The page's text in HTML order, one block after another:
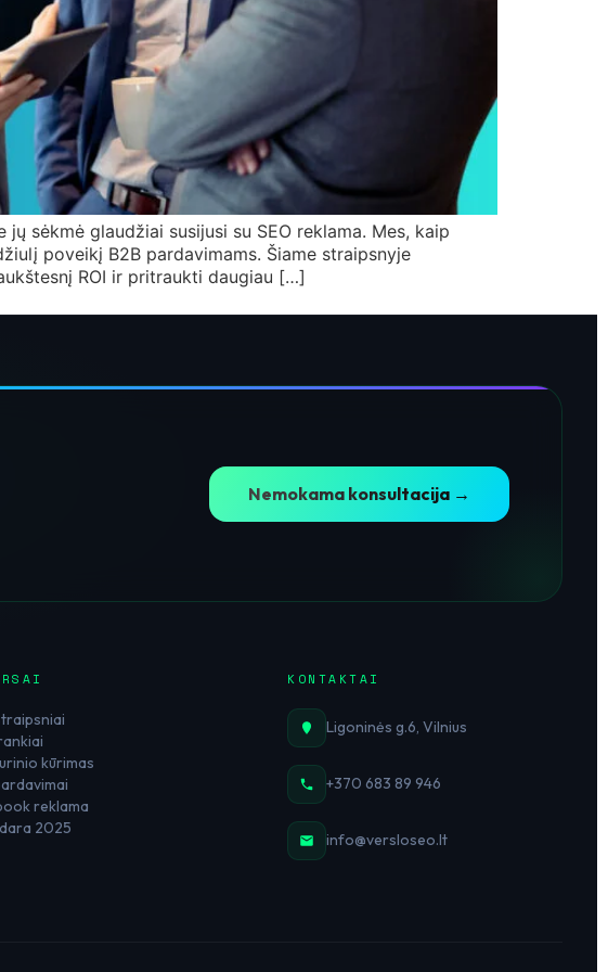
sėkmė glaudžiai susijusi su SEO reklama. Mes, kaip
poveikį B2B pardavimams. Šiame straipsnyje
ROI ir pritraukti daugiau […]
Nemokama konsultacija →
kūrimas
reklama
2025
KONTAKTAI
Ligoninės g.6, Vilnius
+370 683 89 946
info@versloseo.lt